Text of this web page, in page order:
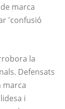
marca
'confusió
la
Defensats
marca
i